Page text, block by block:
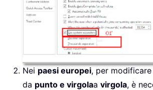
Nei paesi europei, per
da punto e virgolaa virgola, è